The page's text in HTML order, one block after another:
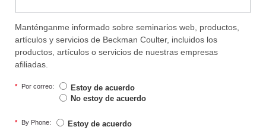
Manténganme informado sobre seminarios web, productos,
artículos y servicios de Beckman Coulter, incluidos los
productos, artículos o servicios de nuestras empresas
afiliadas.
* Por correo:
Estoy de acuerdo
No estoy de acuerdo
* By Phone:
Estoy de acuerdo